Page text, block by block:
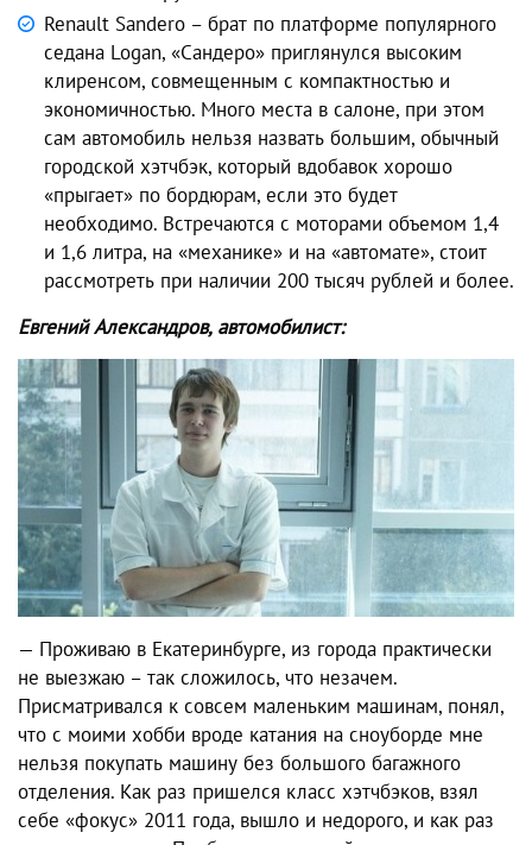
Renault Sandero – брат по платформе популярного
седана Logan, «Сандеро» приглянулся высоким
клиренсом, совмещенным с компактностью и
экономичностью. Много места в салоне, при этом
сам автомобиль нельзя назвать большим, обычный
городской хэтчбэк, который вдобавок хорошо
«прыгает» по бордюрам, если это будет
необходимо. Встречаются с моторами объемом 1,4
и 1,6 литра, на «механике» и на «автомате», стоит
рассмотреть при наличии 200 тысяч рублей и более.
Евгений Александров, автомобилист:
— Проживаю в Екатеринбурге, из города практически
не выезжаю – так сложилось, что незачем.
Присматривался к совсем маленьким машинам, понял,
что с моими хобби вроде катания на сноуборде мне
нельзя покупать машину без большого багажного
отделения. Как раз пришелся класс хэтчбэков, взял
себе «фокус» 2011 года, вышло и недорого, и как раз